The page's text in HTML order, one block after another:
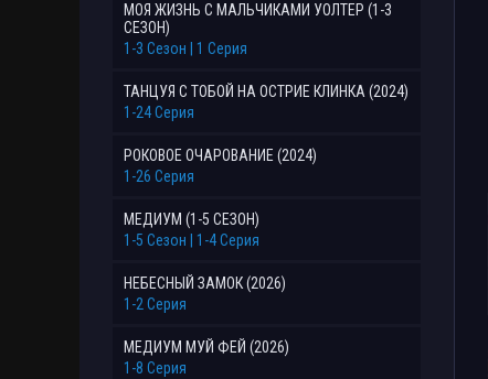
МОЯ ЖИЗНЬ С МАЛЬЧИКАМИ УОЛТЕР (1-3
СЕЗОН)
1-3 Сезон | 1 Серия
ТАНЦУЯ С ТОБОЙ НА ОСТРИЕ КЛИНКА (2024)
1-24 Серия
РОКОВОЕ ОЧАРОВАНИЕ (2024)
1-26 Серия
МЕДИУМ (1-5 СЕЗОН)
1-5 Сезон | 1-4 Серия
НЕБЕСНЫЙ ЗАМОК (2026)
1-2 Серия
МЕДИУМ МУЙ ФЕЙ (2026)
1-8 Серия